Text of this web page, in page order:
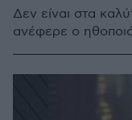
Δεν είναι στα
ανέφερε ο